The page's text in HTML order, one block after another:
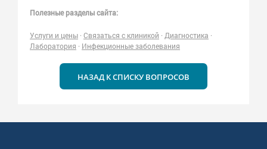
Полезные разделы сайта:
Услуги и цены · Связаться с клиникой · Диагностика ·
Лаборатория · Инфекционные заболевания
НАЗАД К СПИСКУ ВОПРОСОВ